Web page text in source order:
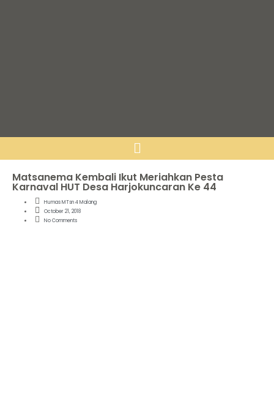
Matsanema Kembali Ikut Meriahkan Pesta
Karnaval HUT Desa Harjokuncaran Ke 44
Humas MTsn 4 Malang
October 21, 2018
No Comments